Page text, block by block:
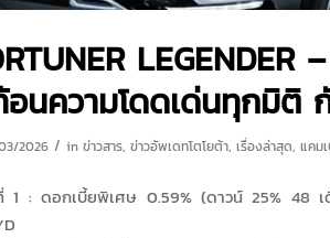
อนความโดดเด่นทุกมิติ
2026 / in ข่าวสาร, ข่าวอัพเดทโตโยต้า, เรื่องล่าสุด, แคม
1 : ดอกเบี้ยพิเศษ 0.59% (ดาวน์ 25% 48